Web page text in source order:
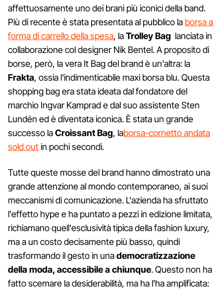
affettuosamente uno dei brani più iconici della band.
Più di recente è stata presentata al pubblico la borsa a
forma di carrello della spesa, laTrolley Bag lanciata in
collaborazione col designer Nik Bentel. A proposito di
borse, però, la vera It Bag del brand è un'altra: la
Frakta, ossia l'indimenticabile maxi borsa blu. Questa
shopping bag era stata ideata dal fondatore del
marchio Ingvar Kamprad e dal suo assistente Sten
Lundén ed è diventata iconica. È stata un grande
successo laCroissant Bag, laborsa-cornetto andata
sold outin pochi secondi.
Tutte queste mosse del brand hanno dimostrato una
grande attenzione al mondo contemporaneo, ai suoi
meccanismi di comunicazione. L'azienda ha sfruttato
l'effetto hype e ha puntato a pezzi in edizione limitata,
richiamano quell'esclusività tipica della fashion luxury,
ma a un costo decisamente più basso, quindi
trasformando il gesto in unademocratizzazione
della moda, accessibile a chiunque. Questo non ha
fatto scemare la desiderabilità, ma ha l'ha amplificata: